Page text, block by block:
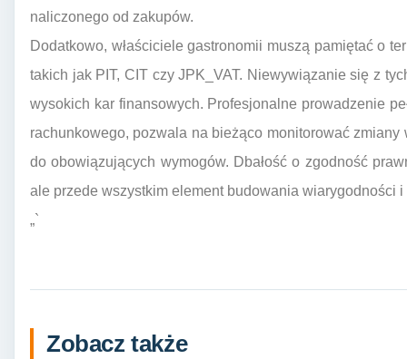
naliczonego od zakupów.
Dodatkowo, właściciele gastronomii muszą pamiętać o
takich jak PIT, CIT czy JPK_VAT. Niewywiązanie się z
wysokich kar finansowych. Profesjonalne prowadzenie
rachunkowego, pozwala na bieżąco monitorować
do obowiązujących wymogów. Dbałość o zgodność
ale przede wszystkim element budowania wiarygodności
„`
Zobacz także